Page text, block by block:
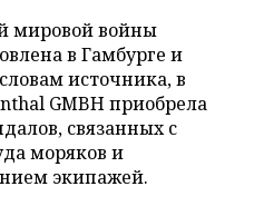
мировой войны
в Гамбурге и
источника, в
GMBH приобрела
связанных с
моряков и
экипажей.